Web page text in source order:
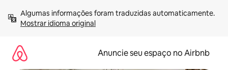
para
Mostrar idioma original
Anuncie seu espaço no Airbnb